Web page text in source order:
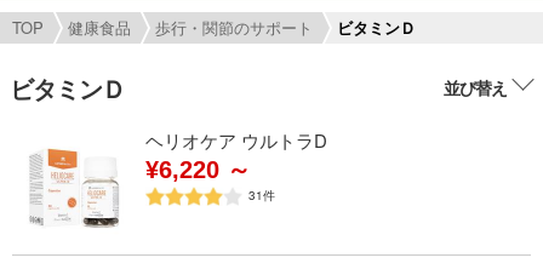
TOP 健康食品 歩行・関節のサポート ビタミンＤ
ビタミンＤ 並び替え
ヘリオケア ウルトラD
¥6,220 ～
31件